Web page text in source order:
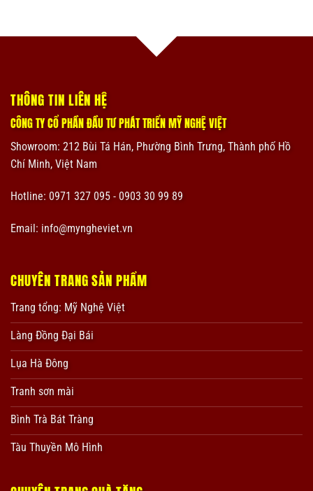
THÔNG TIN LIÊN HỆ
CÔNG TY CỔ PHẦN ĐẦU TƯ PHÁT TRIỂN MỸ NGHỆ VIỆT
Showroom: 212 Bùi Tá Hán, Phường Bình Trưng, Thành phố Hồ
Chí Minh, Việt Nam
Hotline: 0971 327 095 - 0903 30 99 89
Email: info@myngheviet.vn
CHUYÊN TRANG SẢN PHẨM
Trang tổng: Mỹ Nghệ Việt
Làng Đồng Đại Bái
Lụa Hà Đông
Tranh sơn mài
Bình Trà Bát Tràng
Tàu Thuyền Mô Hình